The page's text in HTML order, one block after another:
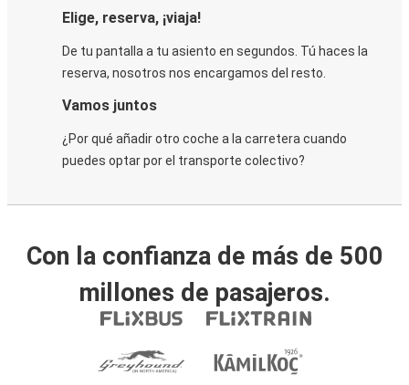
Elige, reserva, ¡viaja!
De tu pantalla a tu asiento en segundos. Tú haces la
reserva, nosotros nos encargamos del resto.
Vamos juntos
¿Por qué añadir otro coche a la carretera cuando
puedes optar por el transporte colectivo?
Con la confianza de más de 500
millones de pasajeros.